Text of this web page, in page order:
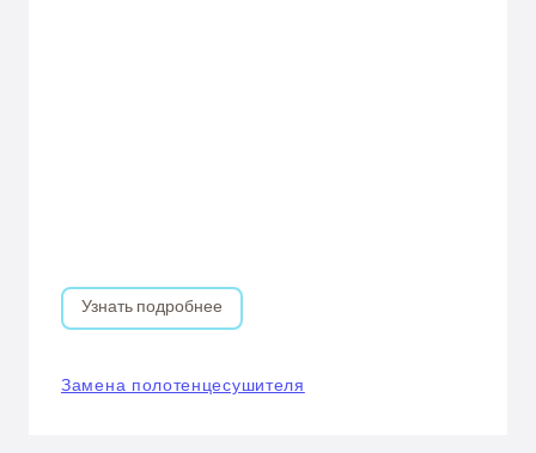
Узнать подробнее
Замена полотенцесушителя